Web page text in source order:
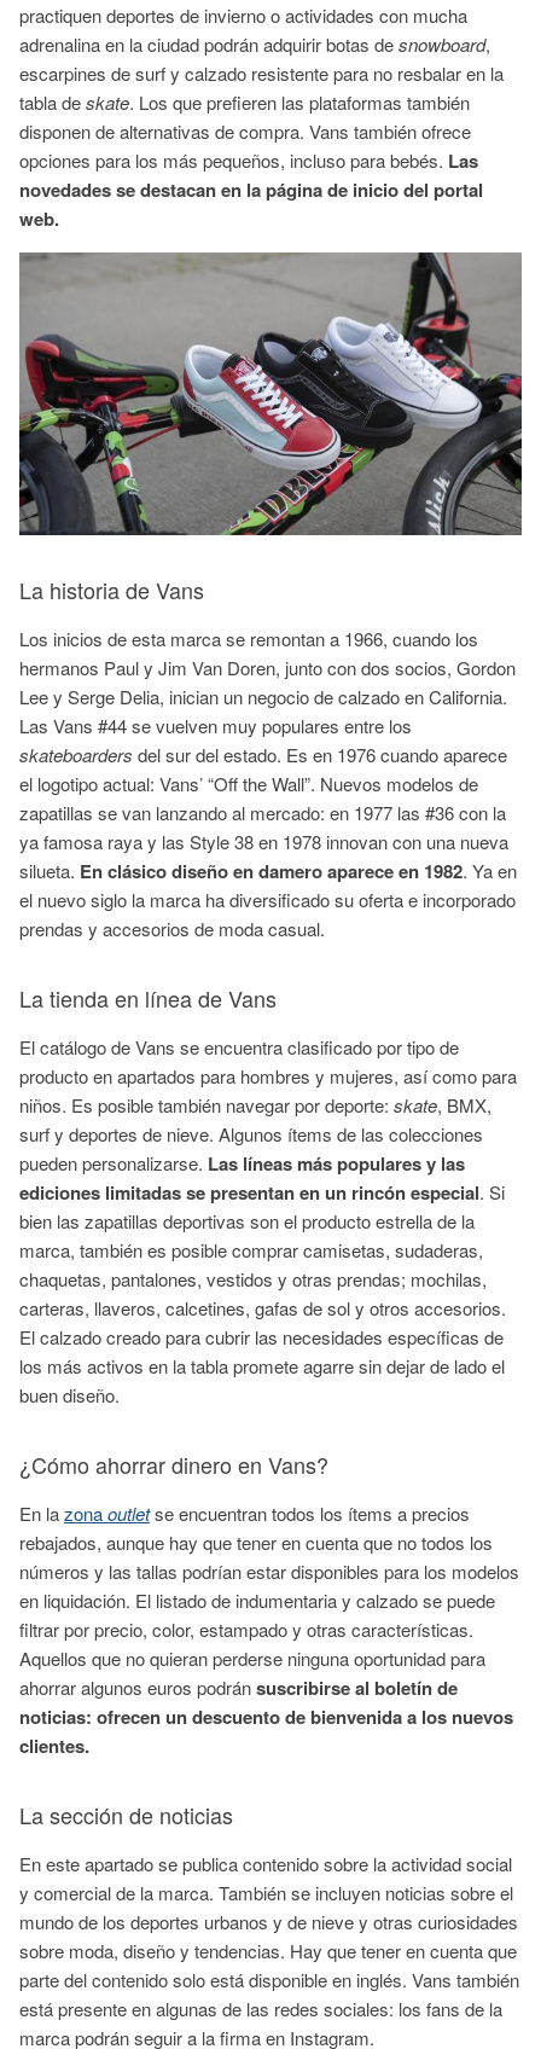
practiquen deportes de invierno o actividades con mucha
adrenalina en la ciudad podrán adquirir botas desnowboard,
escarpines de surf y calzado resistente para no resbalar en la
tabla deskate. Los que prefieren las plataformas también
disponen de alternativas de compra. Vans también ofrece
opciones para los más pequeños, incluso para bebés. Las
novedades se destacan en la página de inicio del portal
web.
La historia de Vans
Los inicios de esta marca se remontan a 1966, cuando los
hermanos Paul y Jim Van Doren, junto con dos socios, Gordon
Lee y Serge Delia, inician un negocio de calzado en California.
Las Vans #44 se vuelven muy populares entre los
skateboarders del sur del estado. Es en 1976 cuando aparece
el logotipo actual: Vans’ “Off the Wall”. Nuevos modelos de
zapatillas se van lanzando al mercado: en 1977 las #36 con la
ya famosa raya y las Style 38 en 1978 innovan con una nueva
silueta. En clásico diseño en damero aparece en 1982. Ya en
el nuevo siglo la marca ha diversificado su oferta e incorporado
prendas y accesorios de moda casual.
La tienda en línea de Vans
El catálogo de Vans se encuentra clasificado por tipo de
producto en apartados para hombres y mujeres, así como para
niños. Es posible también navegar por deporte: skate, BMX,
surf y deportes de nieve. Algunos ítems de las colecciones
pueden personalizarse. Las líneas más populares y las
ediciones limitadas se presentan en un rincón especial. Si
bien las zapatillas deportivas son el producto estrella de la
marca, también es posible comprar camisetas, sudaderas,
chaquetas, pantalones, vestidos y otras prendas; mochilas,
carteras, llaveros, calcetines, gafas de sol y otros accesorios.
El calzado creado para cubrir las necesidades específicas de
los más activos en la tabla promete agarre sin dejar de lado el
buen diseño.
¿Cómo ahorrar dinero en Vans?
En lazonaoutletse encuentran todos los ítems a precios
rebajados, aunque hay que tener en cuenta que no todos los
números y las tallas podrían estar disponibles para los modelos
en liquidación. El listado de indumentaria y calzado se puede
filtrar por precio, color, estampado y otras características.
Aquellos que no quieran perderse ninguna oportunidad para
ahorrar algunos euros podránsuscribirse al boletín de
noticias: ofrecen un descuento de bienvenida a los nuevos
clientes.
La sección de noticias
En este apartado se publica contenido sobre la actividad social
y comercial de la marca. También se incluyen noticias sobre el
mundo de los deportes urbanos y de nieve y otras curiosidades
sobre moda, diseño y tendencias. Hay que tener en cuenta que
parte del contenido solo está disponible en inglés. Vans también
está presente en algunas de las redes sociales: los fans de la
marca podrán seguir a la firma en Instagram.